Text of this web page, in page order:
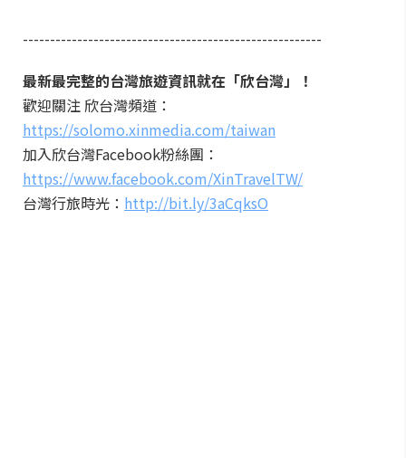
-------------------------------------------------------
最新最完整的台灣旅遊資訊就在「欣台灣」！
歡迎關注 欣台灣頻道：
https://solomo.xinmedia.com/taiwan
加入欣台灣Facebook粉絲團：
https://www.facebook.com/XinTravelTW/
台灣行旅時光： http://bit.ly/3aCqksO